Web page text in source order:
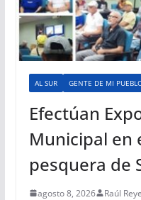
AL SUR GENTE DE MI
Efectúan
Municipal en
pesquera de
agosto 8, 2026 Raúl